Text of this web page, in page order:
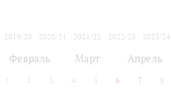
2019/20
2020/21 2021/22 2022/23
2023/24
Февраль Март Апрель
2 3 4 5 6 7 8